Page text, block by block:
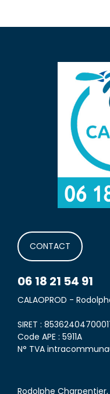
CONTACT
06 18 21 54 91
CALAOPROD -
SIRET :
Code APE : 5911A
N° TVA
Rodolphe